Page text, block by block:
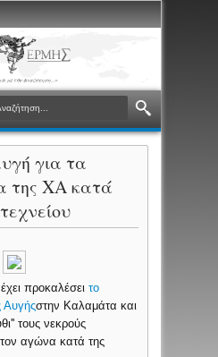
για τα
της ΧΑ κατά
προκαλέσειτο
Αυγήςστην Καλαμάτα και
τους νεκρούς
αγώνα κατά της